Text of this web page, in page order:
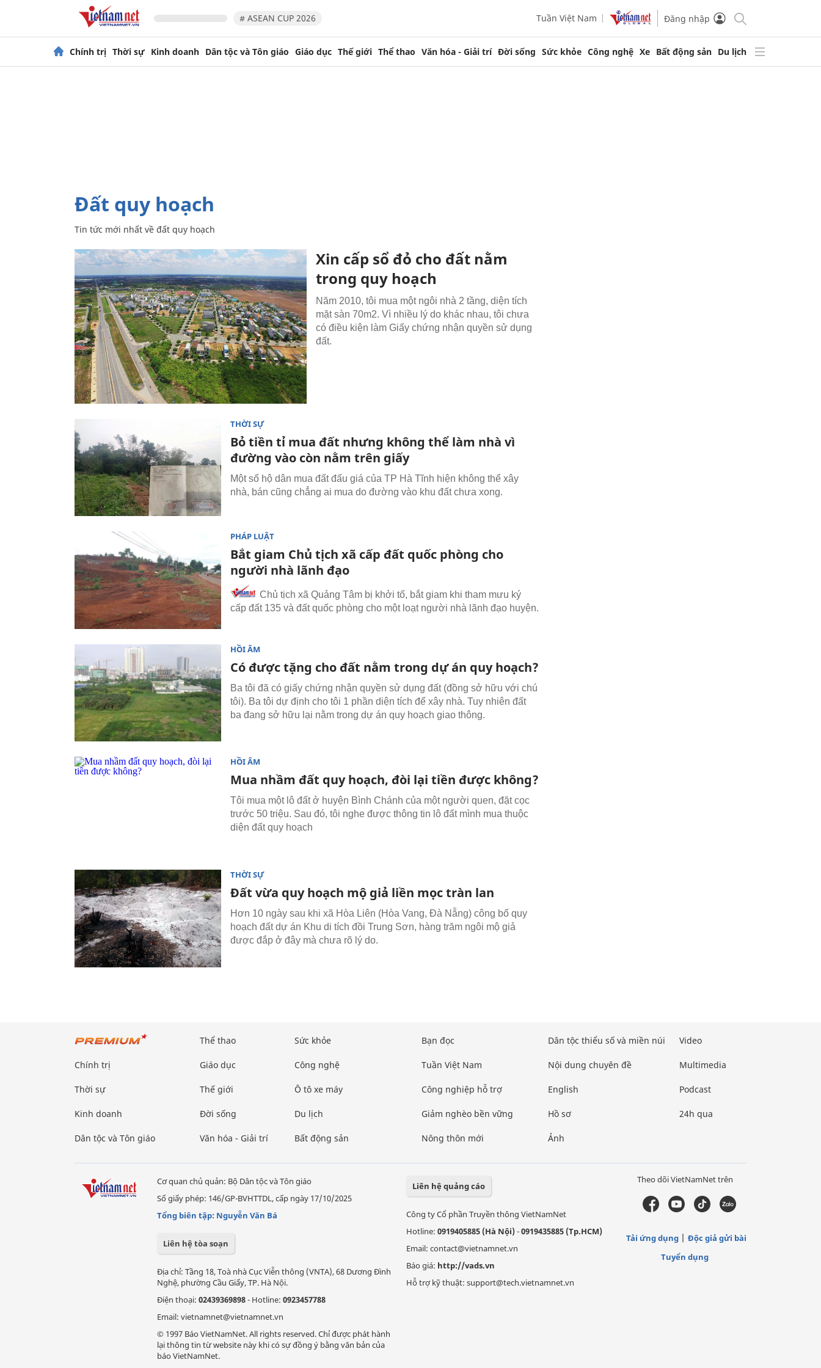
# ASEAN CUP 2026 Tuần Việt Nam Đăng nhập
Chính trị Thời sự Kinh doanh Dân tộc và Tôn giáo Giáo dục Thế giới Thể thao Văn hóa - Giải trí Đời sống Sức khỏe Công nghệ Xe Bất động sản Du lịch
đất quy hoạch
Tin tức mới nhất về đất quy hoạch
Xin cấp sổ đỏ cho đất nằm
trong quy hoạch
Năm 2010, tôi mua một ngôi nhà 2 tầng, diện tích
mặt sàn 70m2. Vì nhiều lý do khác nhau, tôi chưa
có điều kiện làm Giấy chứng nhận quyền sử dụng
đất.
THỜI SỰ
Bỏ tiền tỉ mua đất nhưng không thể làm nhà vì
đường vào còn nằm trên giấy
Một số hộ dân mua đất đấu giá của TP Hà Tĩnh hiện không thể xây
nhà, bán cũng chẳng ai mua do đường vào khu đất chưa xong.
PHÁP LUẬT
Bắt giam Chủ tịch xã cấp đất quốc phòng cho
người nhà lãnh đạo
Chủ tịch xã Quảng Tâm bị khởi tố, bắt giam khi tham mưu ký
cấp đất 135 và đất quốc phòng cho một loạt người nhà lãnh đạo huyện.
HỒI ÂM
Có được tặng cho đất nằm trong dự án quy hoạch?
Ba tôi đã có giấy chứng nhận quyền sử dụng đất (đồng sở hữu với chú
tôi). Ba tôi dự định cho tôi 1 phần diện tích để xây nhà. Tuy nhiên đất
ba đang sở hữu lại nằm trong dự án quy hoạch giao thông.
HỒI ÂM
Mua nhầm đất quy hoạch, đòi lại tiền được không?
Tôi mua một lô đất ở huyện Bình Chánh của một người quen, đặt cọc
trước 50 triệu. Sau đó, tôi nghe được thông tin lô đất mình mua thuộc
diện đất quy hoạch
THỜI SỰ
Đất vừa quy hoạch mộ giả liền mọc tràn lan
Hơn 10 ngày sau khi xã Hòa Liên (Hòa Vang, Đà Nẵng) công bố quy
hoạch đất dự án Khu di tích đồi Trung Sơn, hàng trăm ngôi mộ giả
được đắp ở đây mà chưa rõ lý do.
Chính trị
Thời sự
Kinh doanh
Dân tộc và Tôn giáo
Thể thao
Giáo dục
Thế giới
Đời sống
Văn hóa - Giải trí
Sức khỏe
Công nghệ
Ô tô xe máy
Du lịch
Bất động sản
Bạn đọc
Tuần Việt Nam
Công nghiệp hỗ trợ
Giảm nghèo bền vững
Nông thôn mới
Dân tộc thiểu số và miền núi
Nội dung chuyên đề
English
Hồ sơ
Ảnh
Video
Multimedia
Podcast
24h qua
Cơ quan chủ quản: Bộ Dân tộc và Tôn giáo
Số giấy phép: 146/GP-BVHTTDL, cấp ngày 17/10/2025
Tổng biên tập: Nguyễn Văn Bá
Liên hệ tòa soạn
Địa chỉ: Tầng 18, Toà nhà Cục Viễn thông (VNTA), 68 Dương Đình
Nghệ, phường Cầu Giấy, TP. Hà Nội.
Điện thoại: 02439369898- Hotline: 0923457788
Email: vietnamnet@vietnamnet.vn
© 1997 Báo VietNamNet. All rights reserved. Chỉ được phát hành
lại thông tin từ website này khi có sự đồng ý bằng văn bản của
báo VietNamNet.
Liên hệ quảng cáo
Công ty Cổ phần Truyền thông VietNamNet
Hotline: 0919405885 (Hà Nội)-0919435885 (Tp.HCM)
Email: contact@vietnamnet.vn
Báo giá: http://vads.vn
Hỗ trợ kỹ thuật: support@tech.vietnamnet.vn
Theo dõi VietNamNet trên
Tải ứng dụng
Độc giả gửi bài
Tuyển dụng